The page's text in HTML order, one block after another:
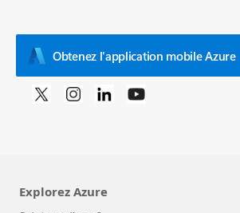
Obtenez l'application mobile Azure
Explorez Azure